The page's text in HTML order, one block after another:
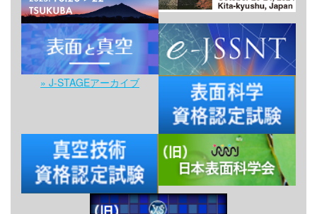
» J-STAGEアーカイブ